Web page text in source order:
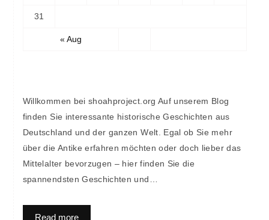
« Aug
31
Willkommen bei shoahproject.org Auf unserem Blog
finden Sie interessante historische Geschichten aus
Deutschland und der ganzen Welt. Egal ob Sie mehr
über die Antike erfahren möchten oder doch lieber das
Mittelalter bevorzugen – hier finden Sie die
spannendsten Geschichten und…
Read more